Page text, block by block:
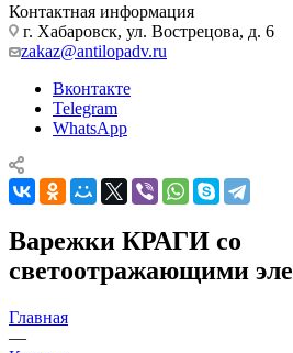
Контактная информация
г. Хабаровск, ул. Вострецова, д. 6
zakaz@antilopadv.ru
Вконтакте
Telegram
WhatsApp
Варежки КРАГИ со
светоотражающими
Главная
—